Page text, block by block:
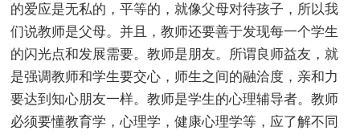
的爱应是无私的，平等的，就像父母对待孩子，所以我
们说教师是父母。并且，教师还要善于发现每一个学生
的闪光点和发展需要。教师是朋友。所谓良师益友，就
是强调教师和学生要交心，师生之间的融洽度，亲和力
要达到知心朋友一样。教师是学生的心理辅导者。教师
必须要懂教育学，心理学，健康心理学等，应了解不同